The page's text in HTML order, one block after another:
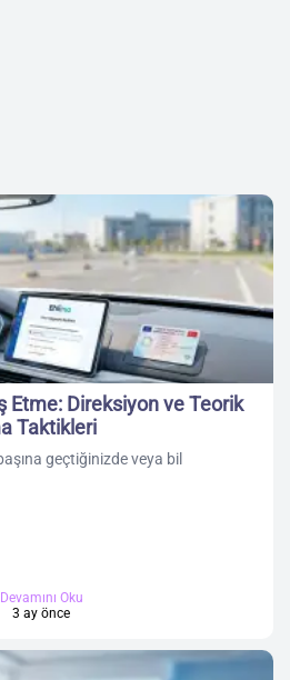
Etme: Direksiyon ve Teorik
Taktikleri
geçtiğinizde veya bil
Devamını Oku
3 ay önce